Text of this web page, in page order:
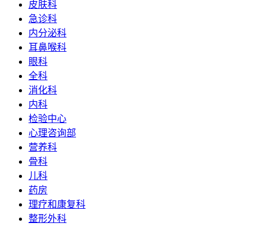
皮肤科
急诊科
内分泌科
耳鼻喉科
眼科
全科
消化科
内科
检验中心
心理咨询部
营养科
骨科
儿科
药房
理疗和康复科
整形外科